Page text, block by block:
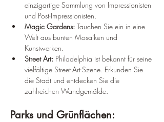
einzigartige Sammlung von Impressionisten
und Post-Impressionisten.
Magic Gardens: Tauchen Sie ein in eine
Welt aus bunten Mosaiken und
Kunstwerken.
Street Art: Philadelphia ist bekannt für seine
vielfältige Street-Art-Szene. Erkunden Sie
die Stadt und entdecken Sie die
zahlreichen Wandgemälde.
Parks und Grünflächen: